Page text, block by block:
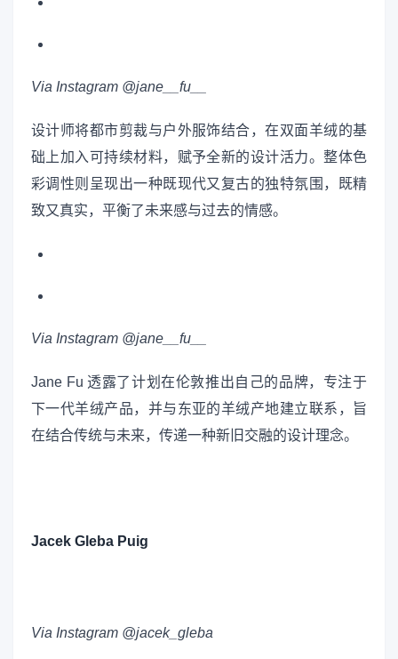
Via Instagram @jane__fu__
设计师将都市剪裁与户外服饰结合，在双面羊绒的基
础上加入可持续材料，赋予全新的设计活力。整体色
彩调性则呈现出一种既现代又复古的独特氛围，既精
致又真实，平衡了未来感与过去的情感。
Via Instagram @jane__fu__
Jane Fu 透露了计划在伦敦推出自己的品牌，专注于
下一代羊绒产品，并与东亚的羊绒产地建立联系，旨
在结合传统与未来，传递一种新旧交融的设计理念。
Jacek Gleba Puig
Via Instagram @jacek_gleba